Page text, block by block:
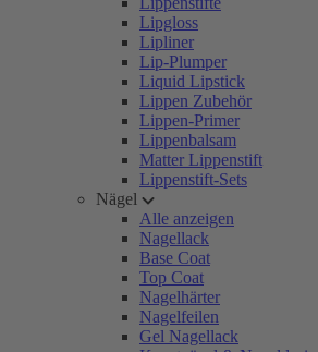
Lipgloss
Lipliner
Lip-Plumper
Liquid Lipstick
Lippen Zubehör
Lippen-Primer
Lippenbalsam
Matter Lippenstift
Lippenstift-Sets
Nägel
Alle anzeigen
Nagellack
Base Coat
Top Coat
Nagelhärter
Nagelfeilen
Gel Nagellack